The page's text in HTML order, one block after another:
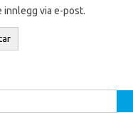
innlegg via e-post.